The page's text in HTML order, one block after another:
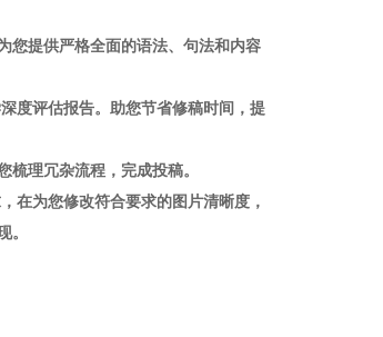
您提供严格全面的语法、句法和内容
度评估报告。助您节省修稿时间，提
理冗杂流程，完成投稿。
在为您修改符合要求的图片清晰度，
。